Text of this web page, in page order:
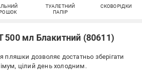
ТУАЛЕТНИЙ
ПАПІР
СКОВОРІДКИ
500 мл Блакитний (80611)
пляшки дозволяє достатньо зберігати
цілий день холодним.